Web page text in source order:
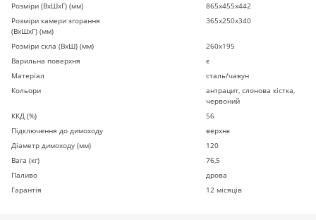
Розміри (ВхШхГ) (мм)
865x455x442
Розміри камери згорання
(ВхШхГ) (мм)
365x250x340
Розміри скла (ВхШ) (мм)
260х195
Варильна поверхня
є
Матеріал
сталь/чавун
Кольори
антрацит, слонова кістка,
червоний
ККД (%)
56
Підключення до димоходу
верхнє
Діаметр димоходу (мм)
120
Вага (кг)
76,5
Паливо
дрова
Гарантія
12 місяців